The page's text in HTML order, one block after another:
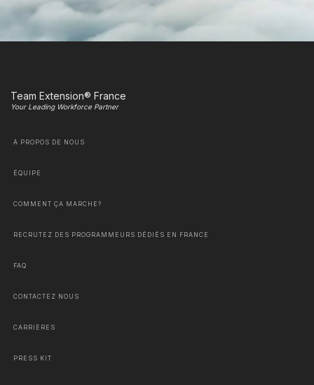
Team Extension® France
Your Leading Workforce Partner
À PROPOS DE NOUS
ÉQUIPE
COMMENT ÇA MARCHE?
RECRUTEZ DES PROGRAMMEURS DÉDIÉS EN FRANCE
FAQ
CONTACTEZ NOUS
CARRIÈRES
PRESS KIT